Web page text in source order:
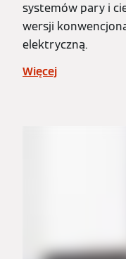
systemów pary i
wersji
elektryczną.
Więcej